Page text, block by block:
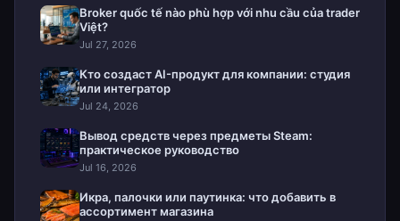
Broker quốc tế nào phù hợp với nhu cầu của trader
Việt?
Jul 27, 2026
Кто создаст AI-продукт для компании: студия
или интегратор
Jul 24, 2026
Вывод средств через предметы Steam:
практическое руководство
Jul 16, 2026
Икра, палочки или паутинка: что добавить в
ассортимент магазина